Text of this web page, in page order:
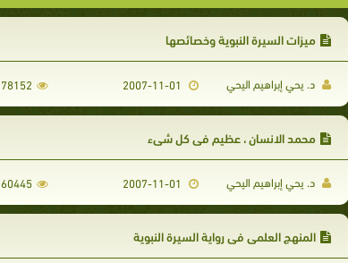
ميزات السيرة النبوية وخصائصها
د. يحي إبراهيم اليحي 78152
محمد الانسان ، عظيم في كل شيء
د. يحي إبراهيم اليحي 60445
المنهج العلمي في رواية السيرة النبوية